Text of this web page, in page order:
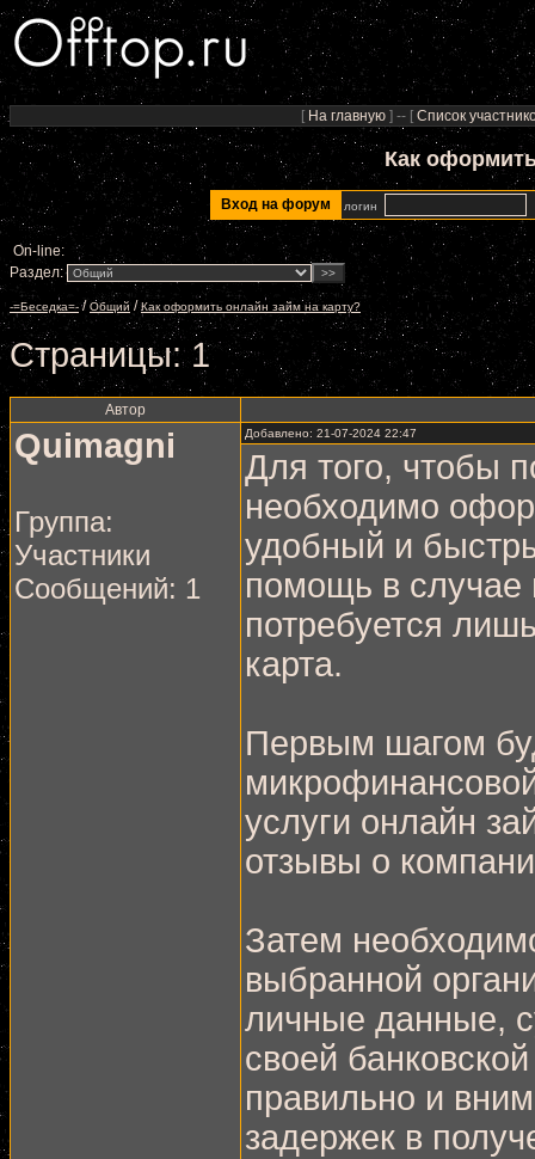
[ На главную] -- [ Список
Как
Вход на форум логин
On-line:
Раздел:
-=Беседка=-/Общий /Как оформить онлайн займ на карту?
Страницы: 1
Автор
Quimagni
Группа:
Участники
Сообщений: 1
Добавлено: 21-07-2024 22:47
Для того, чтобы
необходимо
удобный и
помощь в случае
потребуется
карта.
Первым шагом
услуги онлайн
отзывы о
Затем
выбранной
личные данные,
своей
правильно и
задержек в